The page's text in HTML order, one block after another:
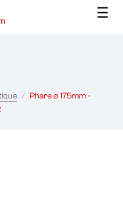
☰
Phare ø 175mm -